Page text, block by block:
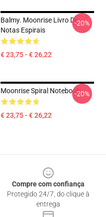
Balmy. Moonrise Livro De
Notas Espirais
€ 23,75 - € 26,22
-20%
Moonrise Spiral Notebook
€ 23,75 - € 26,22
-20%
Compre com confiança
Protegido 24/7, do clique à
entrega